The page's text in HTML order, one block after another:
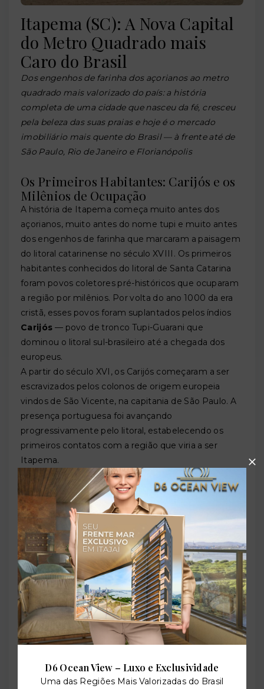
Itapema (SC): A Nova Capital
do Metro Quadrado mais
Caro do Brasil
Dos engenhos de farinha dos açorianos ao metro
quadrado mais valorizado do país: a história
completa de uma cidade que nasceu da fé, cresceu
pela beleza das suas praias e hoje é o mercado
imobiliário mais quente do Brasil — à frente até de
São Paulo, Rio de Janeiro e Florianópolis
Os Primeiros Habitantes: Carijós e os
Milênios de Ocupação
A história de Itapema começa muito antes dos
açorianos, muito antes do nome tupi e muito antes
dos engenhos de farinha que marcaram a paisagem
do litoral catarinense no século XVIII. Os primeiros
habitantes conhecidos do litoral de Santa Catarina
foram povos coletores pré-históricos que ocuparam
a região por milênios. Por volta do ano 1000 da era
cristã, esses povos foram suplantados pelos índios
Carijós — povo de tronco Tupi-Guarani que
dominou o litoral sul-brasileiro até a chegada dos
europeus.
A partir do século XVI, os Carijós começaram a ser
escravizados pelos colonos de origem europeia
vindos de São Vicente, na capitania de São Paulo. A
presença portuguesa foi avançando
progressivamente pelo litoral, estabelecendo os
primeiros contatos com a região que viria a ser
Itapema.
O nome da cidade tem raízes nessa história
milenária:
Itapemavem do tupi e significa "pedra
chata" — referência às formações rochosas planas
que caracterizam o litoral do município e que até
hoje definem a fisionomia de suas praias mais
selvagens.
A Colonização Açoriana: A Alma de
Itapema (1748–1830)
A verdadeira formação da comunidade que se
tornaria Itapema começa com a grande imigração
açoriana do século XVIII. Entre 1748 e 1756, o
de famílias das ilhas dos Açores para colonizar o
litoral de Santa Catarina. Os colonizadores que
D6 Ocean View – Luxo e Exclusividade
Uma das Regiões Mais Valorizadas do Brasil